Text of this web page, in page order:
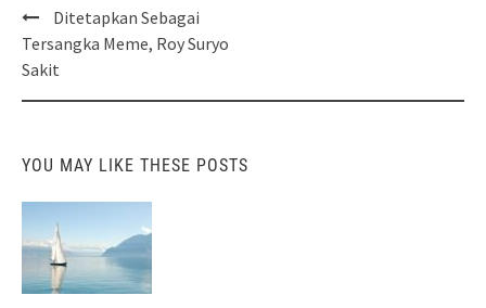
Post
navigation
Ditetapkan Sebagai
Tersangka Meme, Roy Suryo
Sakit
YOU MAY LIKE THESE POSTS